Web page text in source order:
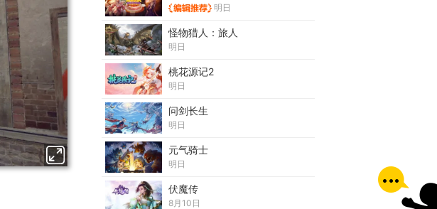
明日
怪物猎人：旅人
明日
桃花源记2
明日
问剑长生
明日
元气骑士
明日
伏魔传
8月10日